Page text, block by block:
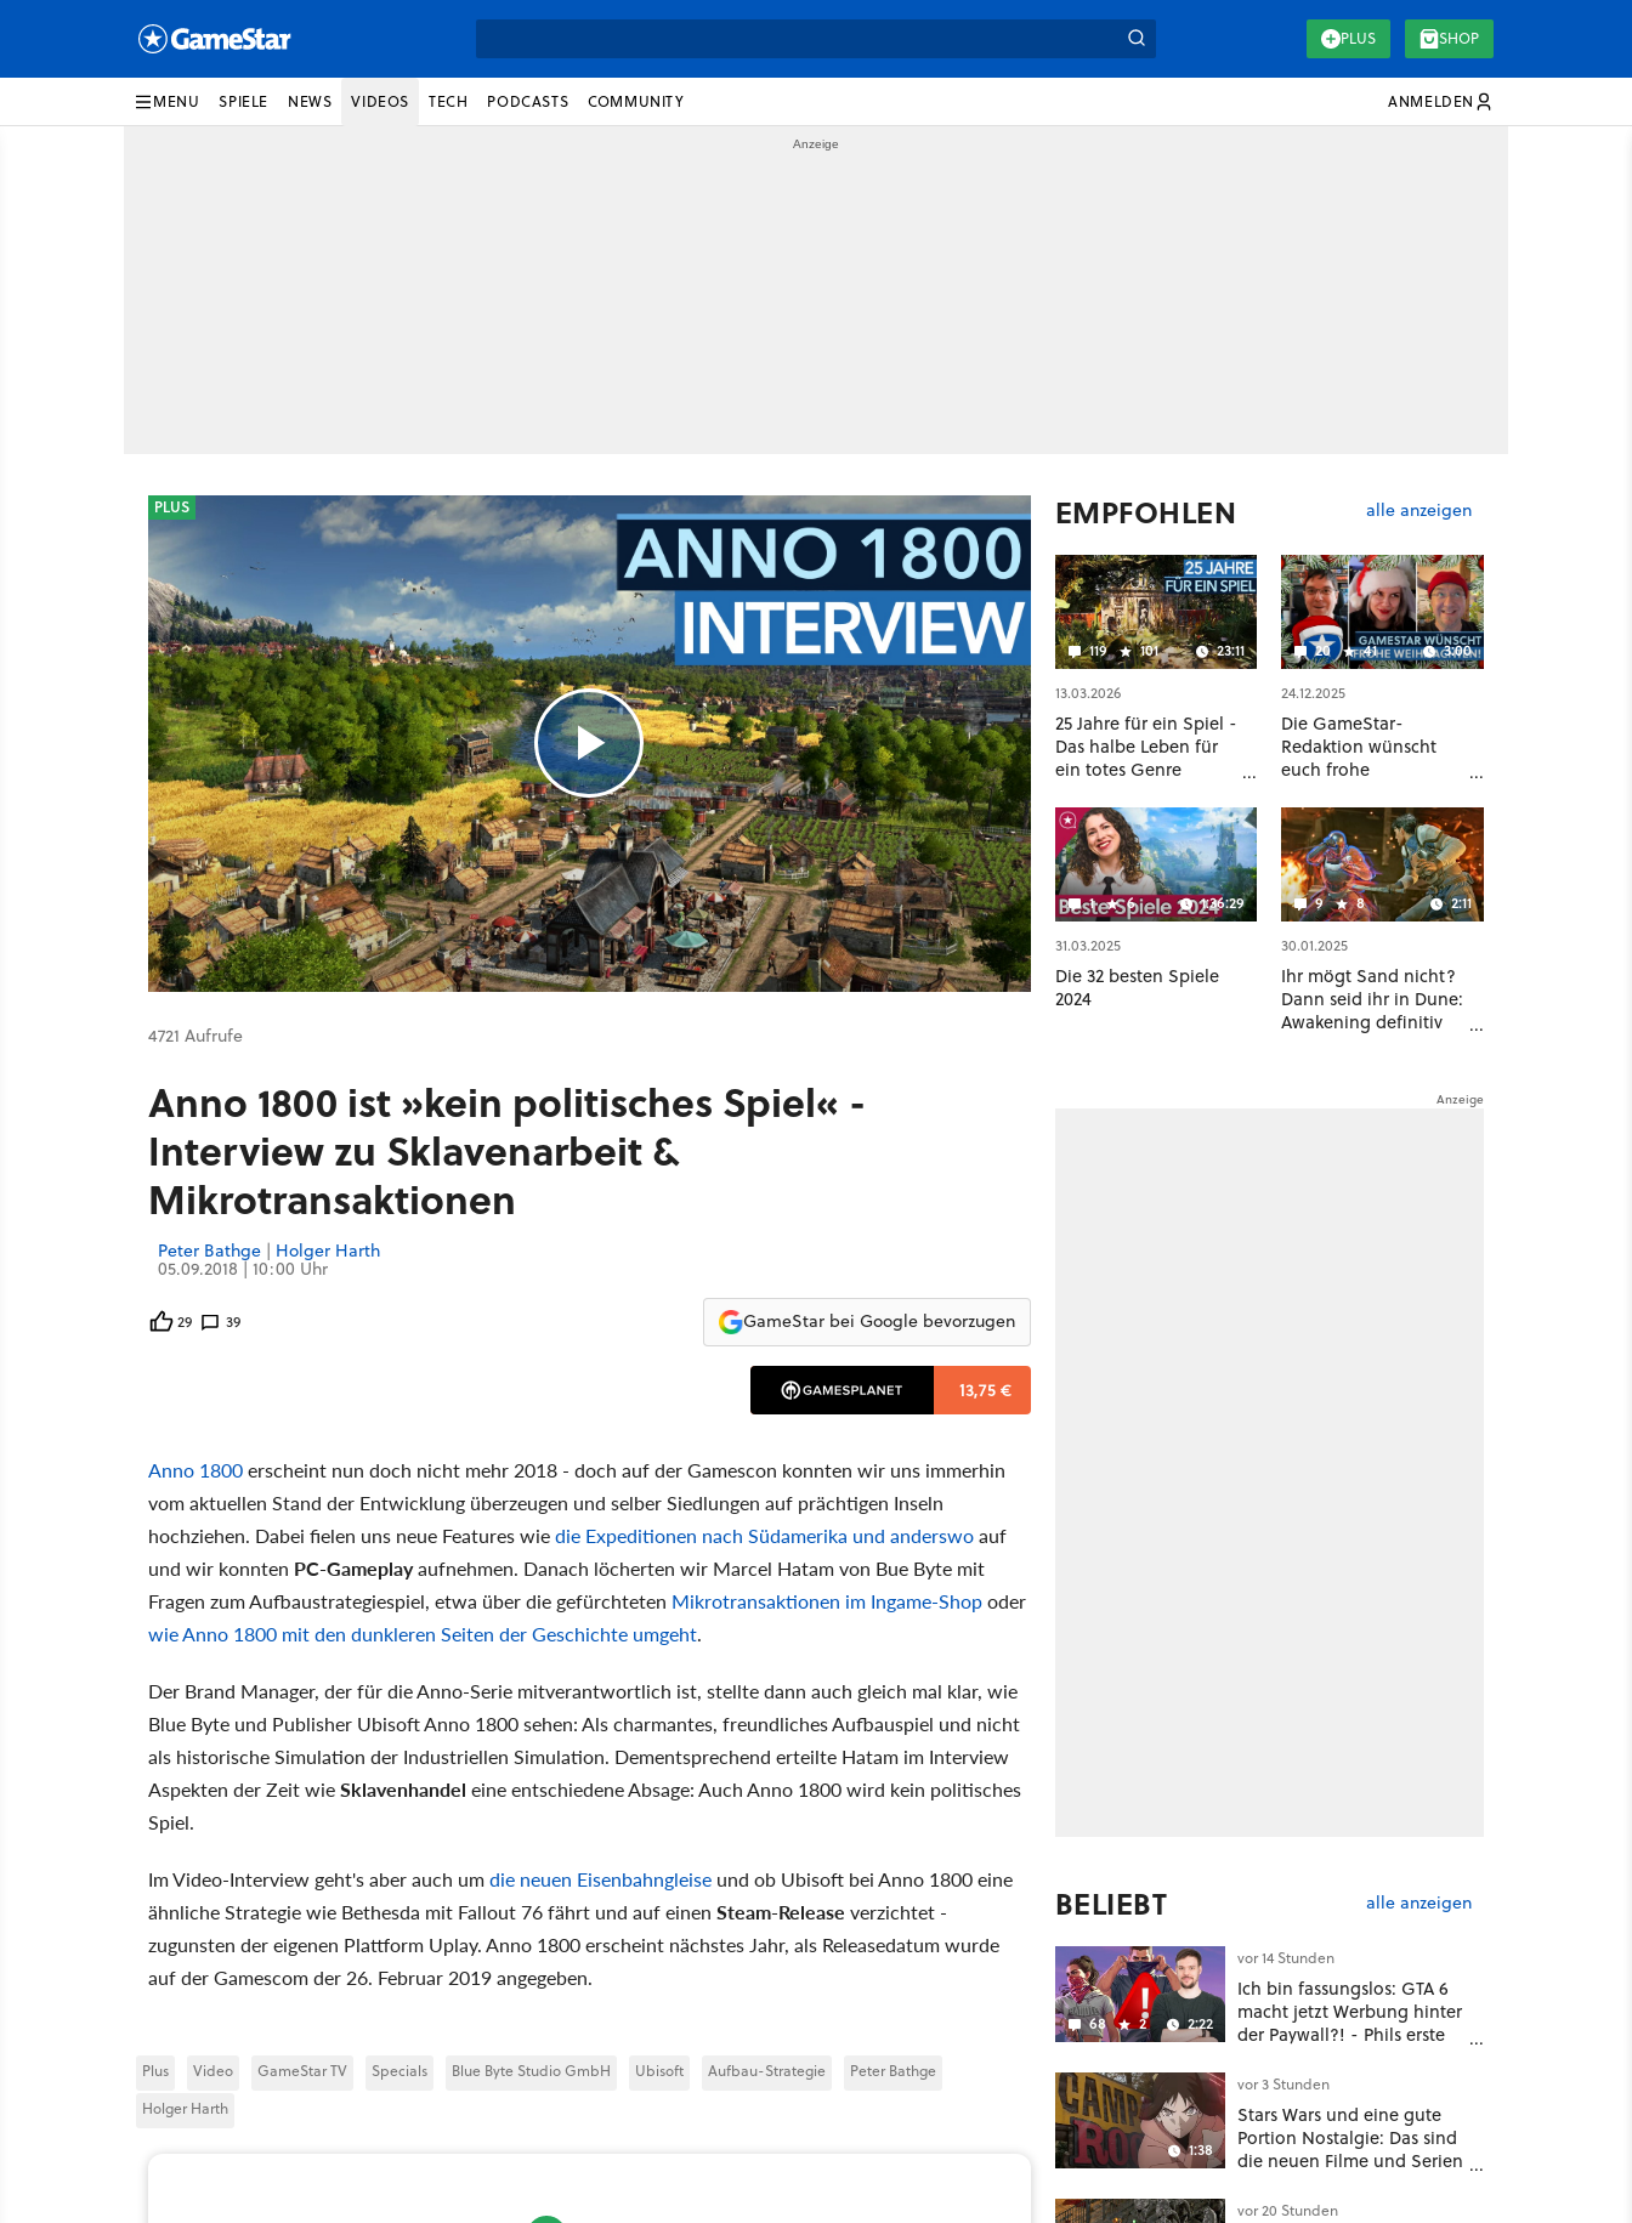
PLUS SHOP
MENU SPIELE NEWS VIDEOS TECH PODCASTS COMMUNITY ANMELDEN
PLUS
4721 Aufrufe
Anno 1800 ist »kein politisches Spiel« -
Interview zu Sklavenarbeit &
Mikrotransaktionen
Peter Bathge | Holger Harth
05.09.2018 | 10:00 Uhr
29 39 GameStar bei Google bevorzugen
13,75 €
Anno 1800erscheint nun doch nicht mehr 2018 - doch auf der Gamescon konnten wir uns immerhin
vom aktuellen Stand der Entwicklung überzeugen und selber Siedlungen auf prächtigen Inseln
hochziehen. Dabei fielen uns neue Features wiedie Expeditionen nach Südamerika und anderswoauf
und wir konnten PC-Gameplayaufnehmen. Danach löcherten wir Marcel Hatam von Bue Byte mit
Fragen zum Aufbaustrategiespiel, etwa über die gefürchteten Mikrotransaktionen im Ingame-Shopoder
wie Anno 1800 mit den dunkleren Seiten der Geschichte umgeht.
Der Brand Manager, der für die Anno-Serie mitverantwortlich ist, stellte dann auch gleich mal klar, wie
Blue Byte und Publisher Ubisoft Anno 1800 sehen: Als charmantes, freundliches Aufbauspiel und nicht
als historische Simulation der Industriellen Simulation. Dementsprechend erteilte Hatam im Interview
Aspekten der Zeit wieSklavenhandel eine entschiedene Absage: Auch Anno 1800 wird kein politisches
Spiel.
Im Video-Interview geht's aber auch umdie neuen Eisenbahngleise und ob Ubisoft bei Anno 1800 eine
ähnliche Strategie wie Bethesda mit Fallout 76 fährt und auf einen Steam-Release verzichtet -
zugunsten der eigenen Plattform Uplay. Anno 1800 erscheint nächstes Jahr, als Releasedatum wurde
auf der Gamescom der 26. Februar 2019 angegeben.
Plus Video GameStar TV Specials Blue Byte Studio GmbH Ubisoft Aufbau-Strategie
Peter Bathge
Holger Harth
EMPFOHLEN alle anzeigen
119 101 23:11
13.03.2026
25 Jahre für ein Spiel -
Das halbe Leben für
ein totes Genre
GameStar]
20 41 3:00
24.12.2025
Die GameStar-
Redaktion wünscht
euch frohe
1 6 1:36:29
31.03.2025
Die 32 besten Spiele
2024
9 8 2:11
30.01.2025
Ihr mögt Sand nicht?
Dann seid ihr in Dune:
Awakening definitiv
BELIEBT alle anzeigen
68 2 2:22
vor 14 Stunden
Ich bin fassungslos: GTA 6
macht jetzt Werbung hinter
der Paywall?! - Phils erste
Deal
1:38
vor 3 Stunden
Stars Wars und eine gute
Portion Nostalgie: Das sind
die neuen Filme und Serien
vor 20 Stunden